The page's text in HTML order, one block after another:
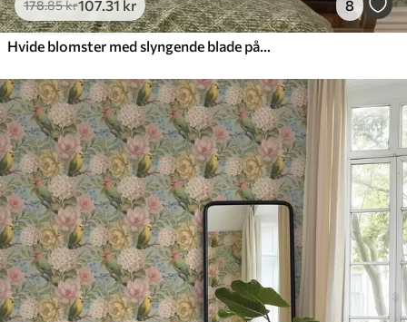
178.85kr107.31 kr 8
Hvide blomster med slyngende blade på lys baggrund